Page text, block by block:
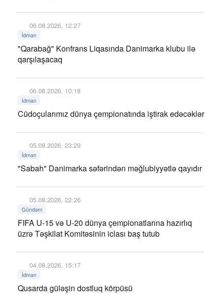
06.08.2026, 12:27
İdman
"Qarabağ" Konfrans Liqasında Danimarka klubu ilə
qarşılaşacaq
06.08.2026, 10:18
İdman
Cüdoçularımız dünya çempionatında iştirak edəcəklər
05.08.2026, 23:29
İdman
"Sabah" Danimarka səfərindən məğlubiyyətlə qayıdır
05.08.2026, 22:26
Gündəm
FIFA U-15 və U-20 dünya çempionatlarına hazırlıq
üzrə Təşkilat Komitəsinin iclası baş tutub
04.08.2026, 15:17
İdman
Qusarda güləşin dostluq körpüsü